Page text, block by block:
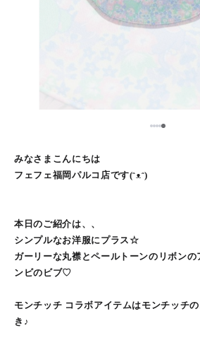
1234
みなさまこんにちは
フェフェ福岡パルコ店です(ᵔᴥᵔ)
本日のご紹介は、、
シンプルなお洋服にプラス☆
ガーリーな丸襟とペールトーンのリボンの
ンビのビブ♡
モンチッチ コラボアイテムはモンチッチ
き♪